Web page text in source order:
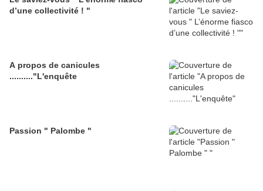
d’une collectivité ! "
A propos de canicules
.........."L'enquête
Passion " Palombe "